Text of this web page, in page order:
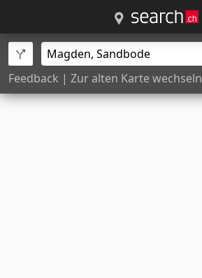
Feedback | Zur alten Karte wechseln